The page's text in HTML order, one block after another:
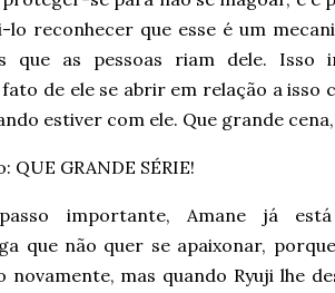
reconhecer que esse é um
que as pessoas riam dele. Isso
de ele se abrir em relação a isso
estiver com ele. Que grande
GRANDE SÉRIE!
importante, Amane já
que não quer se apaixonar,
mas quando Ryuji lhe